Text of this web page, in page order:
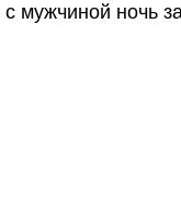
с мужчиной ночь